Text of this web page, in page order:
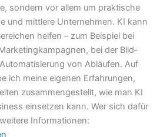
sondern vor allem um praktische
und mittlere Unternehmen. KI kann
helfen – zum Beispiel bei
bei der Bild­
von Abläufen. Auf
ich meine eigenen Erfahrungen,
zusammengestellt, wie man KI
einsetzen kann. Wer sich dafür
Informationen: